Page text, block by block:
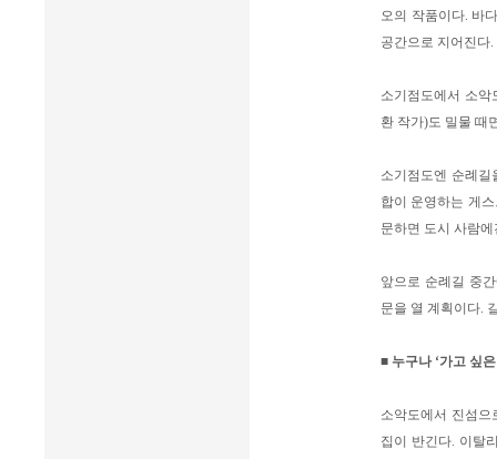
오의 작품이다. 바
공간으로 지어진다.
소기점도에서 소악
환 작가)도 밀물 때
소기점도엔 순례길
합이 운영하는 게
문하면 도시 사람
앞으로 순례길 중
문을 열 계획이다.
■ 누구나 ‘가고 싶
소악도에서 진섬
집이 반긴다. 이탈